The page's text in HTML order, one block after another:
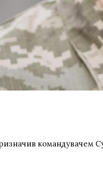
командувачем